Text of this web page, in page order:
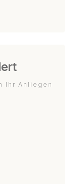
Ihr Anliegen